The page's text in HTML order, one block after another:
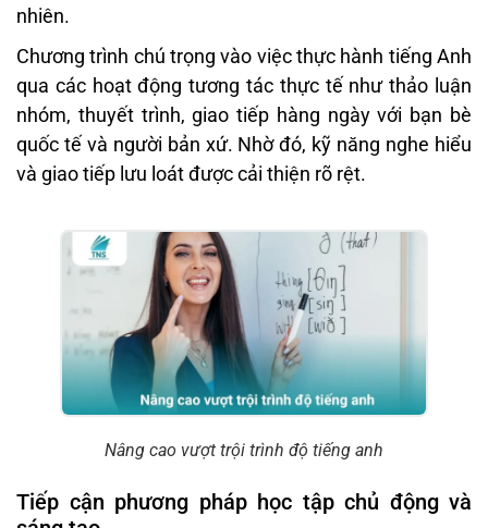
nhiên.
Chương trình chú trọng vào việc thực hành tiếng Anh
qua các hoạt động tương tác thực tế như thảo luận
nhóm, thuyết trình, giao tiếp hàng ngày với bạn bè
quốc tế và người bản xứ. Nhờ đó, kỹ năng nghe hiểu
và giao tiếp lưu loát được cải thiện rõ rệt.
Nâng cao vượt trội trình độ tiếng anh
Tiếp cận phương pháp học tập chủ động và